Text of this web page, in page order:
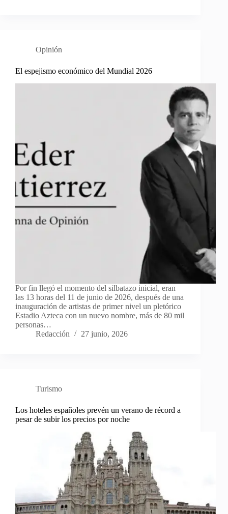
Opinión
El espejismo económico del Mundial 2026
Por fin llegó el momento del silbatazo inicial, eran
las 13 horas del 11 de junio de 2026, después de una
inauguración de artistas de primer nivel un pletórico
Estadio Azteca con un nuevo nombre, más de 80 mil
personas…
Redacción
27 junio, 2026
Turismo
Los hoteles españoles prevén un verano de récord a
pesar de subir los precios por noche